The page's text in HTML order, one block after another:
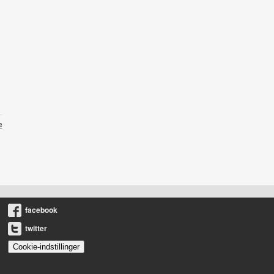
facebook
twitter
Cookie-indstillinger